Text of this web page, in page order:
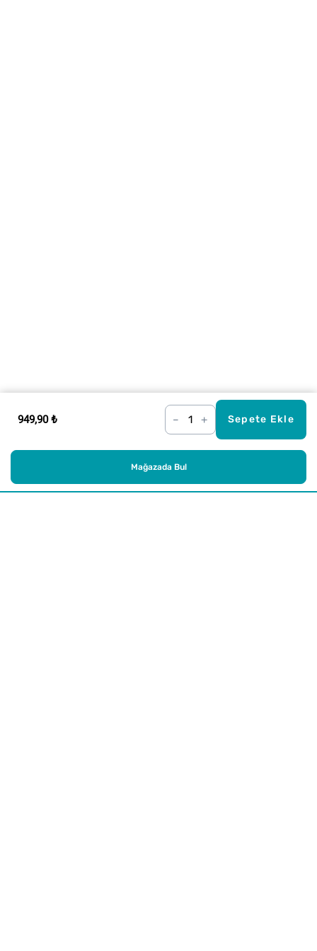
949,90 ₺ – + Sepete Ekle
Mağazada Bul